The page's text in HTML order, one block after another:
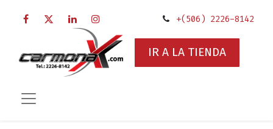
+(506) 2226-8142
IR A LA TIENDA